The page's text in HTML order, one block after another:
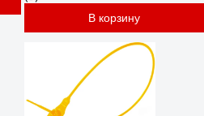
В корзину